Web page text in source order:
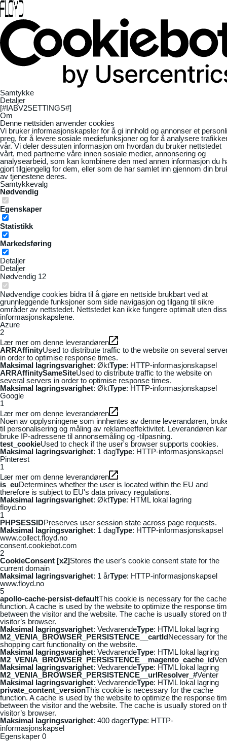
Samtykke
Detaljer
[#IABV2SETTINGS#]
Om
Denne nettsiden anvender cookies
Vi bruker informasjonskapsler for å gi innhold og annonser et
preg, for å levere sosiale mediefunksjoner og for å analysere
vår. Vi deler dessuten informasjon om hvordan du bruker nettstedet
vårt, med partnerne våre innen sosiale medier, annonsering og
analysearbeid, som kan kombinere den med annen informasjon du
gjort tilgjengelig for dem, eller som de har samlet inn gjennom din
av tjenestene deres.
Samtykkevalg
Nødvendig
Egenskaper
Statistikk
Markedsføring
Detaljer
Detaljer
Nødvendig 12
Nødvendige cookies bidra til å gjøre en nettside brukbart ved at
grunnleggende funksjoner som side navigasjon og tilgang til sikre
områder av nettstedet. Nettstedet kan ikke fungere optimalt uten
informasjonskapslene.
Azure
2
Lær mer om denne leverandøren
ARRAffinityUsed to distribute traffic to the website on several
in order to optimise response times.
Maksimal lagringsvarighet: ØktType: HTTP-informasjonskapsel
ARRAffinitySameSiteUsed to distribute traffic to the website on
several servers in order to optimise response times.
Maksimal lagringsvarighet: ØktType: HTTP-informasjonskapsel
Google
1
Lær mer om denne leverandøren
Noen av opplysningene som innhentes av denne leverandøren,
til personalisering og måling av reklameeffektivitet. Leverandøren
bruke IP-adressene til annonsemåling og -tilpasning.
test_cookieUsed to check if the user's browser supports cookies.
Maksimal lagringsvarighet: 1 dagType: HTTP-informasjonskapsel
Pinterest
1
Lær mer om denne leverandøren
is_euDetermines whether the user is located within the EU and
therefore is subject to EU's data privacy regulations.
Maksimal lagringsvarighet: ØktType: HTML lokal lagring
floyd.no
1
PHPSESSIDPreserves user session state across page requests.
Maksimal lagringsvarighet: 1 dagType: HTTP-informasjonskapsel
www.collect.floyd.no
consent.cookiebot.com
2
CookieConsent [x2]Stores the user's cookie consent state for the
current domain
Maksimal lagringsvarighet: 1 årType: HTTP-informasjonskapsel
www.floyd.no
5
apollo-cache-persist-defaultThis cookie is necessary for the cache
function. A cache is used by the website to optimize the response
between the visitor and the website. The cache is usually stored on
visitor’s browser.
Maksimal lagringsvarighet: VedvarendeType: HTML lokal lagring
M2_VENIA_BROWSER_PERSISTENCE__cartIdNecessary for the
shopping cart functionality on the website.
Maksimal lagringsvarighet: VedvarendeType: HTML lokal lagring
M2_VENIA_BROWSER_PERSISTENCE__magento_cache_id
Maksimal lagringsvarighet: VedvarendeType: HTML lokal lagring
M2_VENIA_BROWSER_PERSISTENCE__urlResolver_#Venter
Maksimal lagringsvarighet: VedvarendeType: HTML lokal lagring
private_content_versionThis cookie is necessary for the cache
function. A cache is used by the website to optimize the response
between the visitor and the website. The cache is usually stored on
visitor’s browser.
Maksimal lagringsvarighet: 400 dagerType: HTTP-
informasjonskapsel
Egenskaper 0